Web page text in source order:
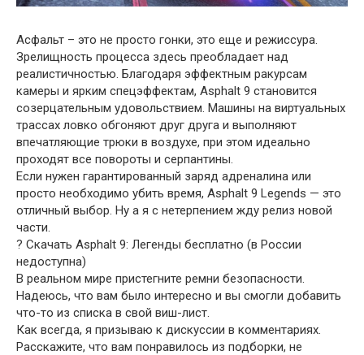
Асфальт – это не просто гонки, это еще и режиссура.
Зрелищность процесса здесь преобладает над
реалистичностью. Благодаря эффектным ракурсам
камеры и ярким спецэффектам, Asphalt 9 становится
созерцательным удовольствием. Машины на виртуальных
трассах ловко обгоняют друг друга и выполняют
впечатляющие трюки в воздухе, при этом идеально
проходят все повороты и серпантины.
Если нужен гарантированный заряд адреналина или
просто необходимо убить время, Asphalt 9 Legends — это
отличный выбор. Ну а я с нетерпением жду релиз новой
части.
? Скачать Asphalt 9: Легенды бесплатно (в России
недоступна)
В реальном мире пристегните ремни безопасности.
Надеюсь, что вам было интересно и вы смогли добавить
что-то из списка в свой виш-лист.
Как всегда, я призываю к дискуссии в комментариях.
Расскажите, что вам понравилось из подборки, не